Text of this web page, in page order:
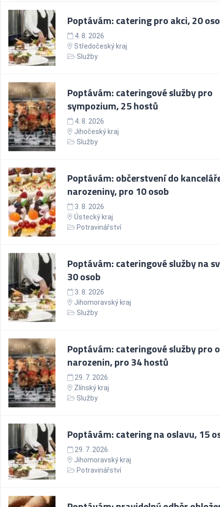
Poptávám: catering pro akci, 20
4. 8. 2026
Středočeský kraj
Služby
Poptávám: cateringové služby pro
sympozium, 25 hostů
4. 8. 2026
Jihočeský kraj
Služby
Poptávám: občerstvení do
narozeniny, pro 10 osob
3. 8. 2026
Ústecký kraj
Potravinářství
Poptávám: cateringové služby na
30 osob
3. 8. 2026
Jihomoravský kraj
Služby
Poptávám: cateringové služby pro
narozenin, pro 34 hostů
29. 7. 2026
Zlínský kraj
Služby
Poptávám: catering na oslavu, 15
29. 7. 2026
Jihomoravský kraj
Potravinářství